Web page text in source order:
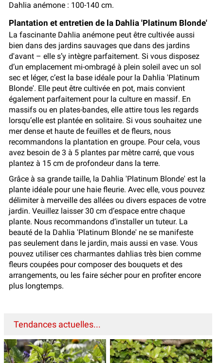
Dahlia anémone : 100-140 cm.
Plantation et entretien de la Dahlia 'Platinum Blonde'
La fascinante Dahlia anémone peut être cultivée aussi
bien dans des jardins sauvages que dans des jardins
d'avant – elle s’y intègre parfaitement. Si vous disposez
d’un emplacement mi-ombragé à plein soleil avec un sol
sec et léger, c’est la base idéale pour la Dahlia 'Platinum
Blonde'. Elle peut être cultivée en pot, mais convient
également parfaitement pour la culture en massif. En
massifs ou en plates-bandes, elle attire tous les regards
lorsqu’elle est plantée en solitaire. Si vous souhaitez une
mer dense et haute de feuilles et de fleurs, nous
recommandons la plantation en groupe. Pour cela, vous
avez besoin de 3 à 5 plantes par mètre carré, que vous
plantez à 15 cm de profondeur dans la terre.
Grâce à sa grande taille, la Dahlia 'Platinum Blonde' est la
plante idéale pour une haie fleurie. Avec elle, vous pouvez
délimiter à merveille des allées ou divers espaces de votre
jardin. Veuillez laisser 30 cm d’espace entre chaque
plante. Nous recommandons d’installer un tuteur. La
beauté de la Dahlia 'Platinum Blonde' ne se manifeste
pas seulement dans le jardin, mais aussi en vase. Vous
pouvez utiliser ces charmantes dahlias très bien comme
fleurs coupées pour composer des bouquets et des
arrangements, ou les faire sécher pour en profiter encore
plus longtemps.
Tendances actuelles...